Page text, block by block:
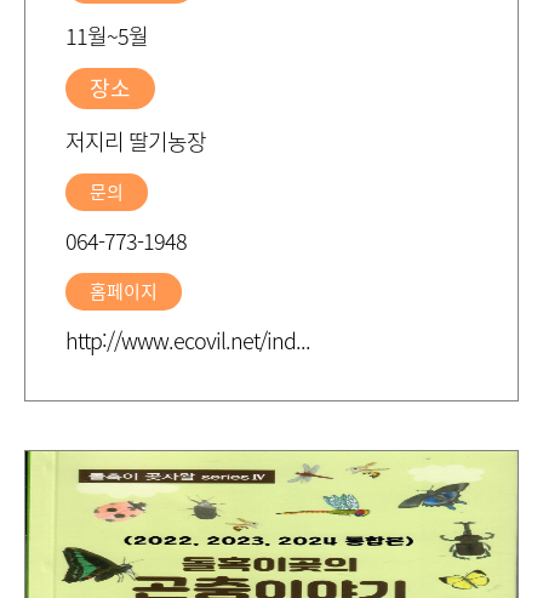
11월~5월
장소
저지리 딸기농장
문의
064-773-1948
홈페이지
http://www.ecovil.net/ind...